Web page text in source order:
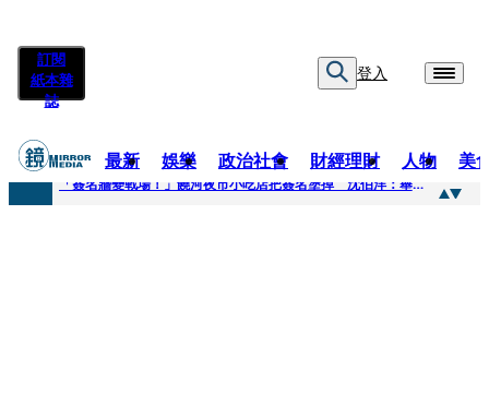
訂閱
紙本雜
誌
登入
最新 娛樂 政治社會 財經理財 人物 美
快訊
「簽名牆變戰場！」饒河夜市小吃店把簽名塗掉 沈伯洋：舉雙手贊成